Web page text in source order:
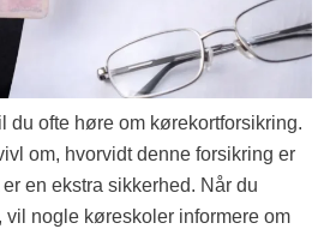
du ofte høre om kørekortforsikring.
om, hvorvidt denne forsikring er
en ekstra sikkerhed. Når du
vil nogle køreskoler informere om